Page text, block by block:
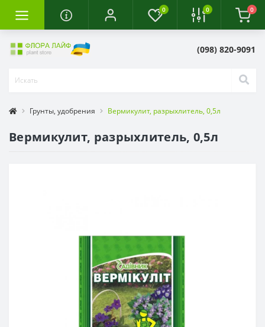
0 0 0
(098) 820-9091
Грунты, удобрения Вермикулит, разрыхлитель, 0,5л
Вермикулит, разрыхлитель, 0,5л